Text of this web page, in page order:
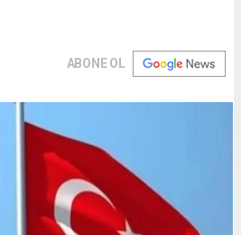
ABONE OL